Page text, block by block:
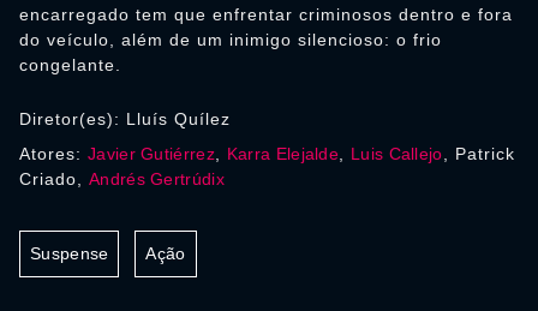
encarregado tem que enfrentar criminosos dentro e fora
do veículo, além de um inimigo silencioso: o frio
congelante.
Diretor(es): Lluís Quílez
Atores: Javier Gutiérrez, Karra Elejalde Luis Callejo , Patrick
Criado, Andrés Gertrúdix
Suspense Ação